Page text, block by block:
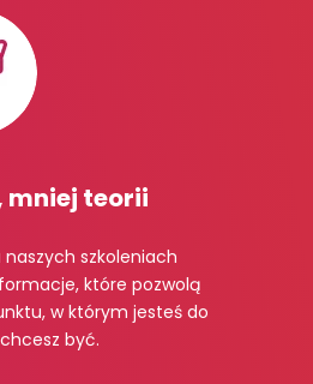
mniej teorii
szkoleniach
które pozwolą
w którym jesteś do
być.